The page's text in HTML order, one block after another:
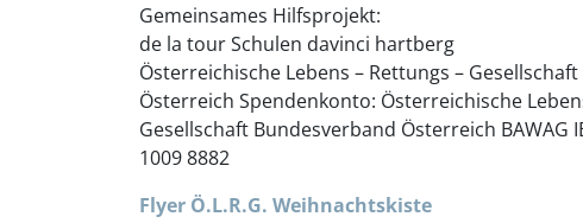
Gemeinsames Hilfsprojekt:
de la tour Schulen davinci hartberg
Österreichische Lebens – Rettungs –
Österreich Spendenkonto: Österreichische
Gesellschaft Bundesverband Österreich BAWAG
1009 8882
Flyer Ö.L.R.G. Weihnachtskiste